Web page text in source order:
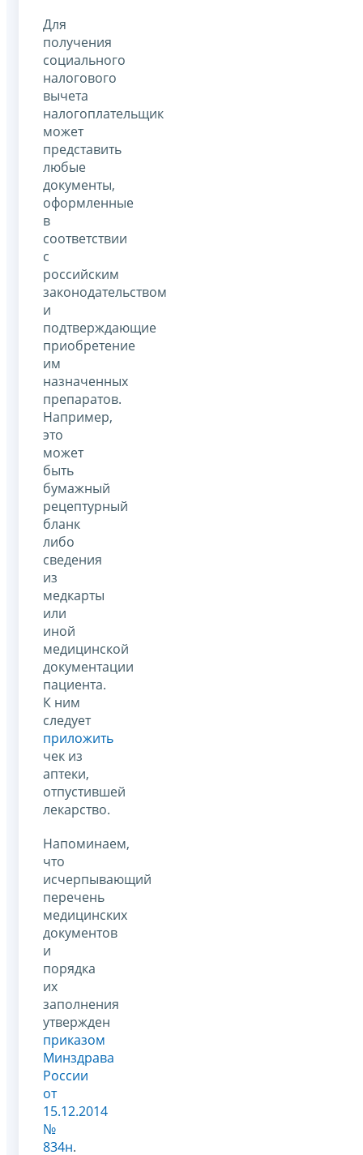
Для
получения
социального
налогового
вычета
налогоплательщик
может
представить
любые
документы,
оформленные
в
соответствии
с
российским
законодательством
и
подтверждающие
приобретение
им
назначенных
препаратов.
Например,
это
может
быть
бумажный
рецептурный
бланк
либо
сведения
из
медкарты
или
иной
медицинской
документации
пациента.
К ним
следует
приложить
чек из
аптеки,
отпустившей
лекарство.
Напоминаем,
что
исчерпывающий
перечень
медицинских
документов
и
порядка
их
заполнения
утвержден
приказом
Минздрава
России
от
15.12.2014
№
834н.